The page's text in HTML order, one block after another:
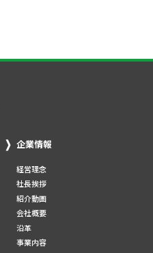
企業情報
経営理念
社長挨拶
紹介動画
会社概要
沿革
事業内容